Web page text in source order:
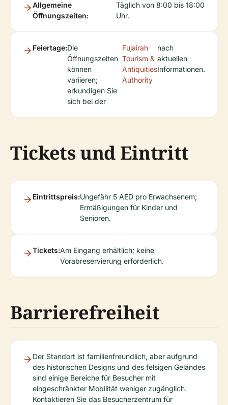
Allgemeine
Öffnungszeiten:
Täglich von 8:00 bis 18:00
Uhr.
Feiertage:Die
Öffnungszeiten
können
variieren;
erkundigen Sie
sich bei der
Fujairah
Tourism &
Antiquities
Authority
nach
aktuellen
Informationen.
Tickets und Eintritt
Eintrittspreis:Ungefähr 5 AED pro Erwachsenem;
Ermäßigungen für Kinder und
Senioren.
Tickets:Am Eingang erhältlich; keine
Vorabreservierung erforderlich.
Barrierefreiheit
Der Standort ist familienfreundlich, aber aufgrund
des historischen Designs und des felsigen Geländes
sind einige Bereiche für Besucher mit
eingeschränkter Mobilität weniger zugänglich.
Kontaktieren Sie das Besucherzentrum für